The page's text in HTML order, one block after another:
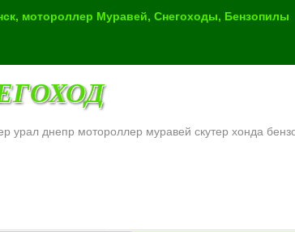
мотороллер Муравей, Снегоходы, Бензопилы
урал днепр мотороллер муравей скутер хонда